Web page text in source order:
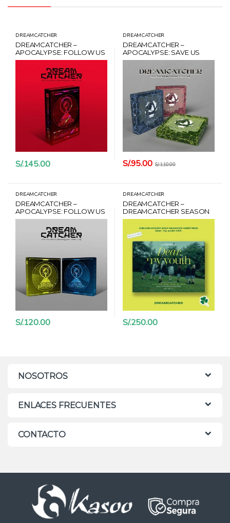
DREAMCATCHER
DREAMCATCHER –
APOCALYPSE: FOLLOW US
VER. T VER. LIMITADA +
CARD HANTEO
S/.145.00
DREAMCATCHER
DREAMCATCHER –
APOCALYPSE: SAVE US
VER. NORMAL AZAR + CARD
HANTEO
S/.95.00 S/.110.00
DREAMCATCHER
DREAMCATCHER –
APOCALYPSE: FOLLOW US
VER. PHOTOBOOK VER. AL
AZAR + CARD HANTEO
S/.120.00
DREAMCATCHER
DREAMCATCHER –
DREAMCATCHER SEASON
GREETINGS 2024 VER. DEAR
MY YOUTH
S/.250.00
NOSOTROS
ENLACES FRECUENTES
CONTACTO